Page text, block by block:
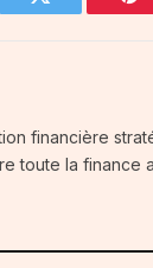
Twitter
financière
toute la finance